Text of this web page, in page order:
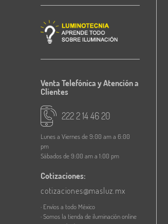
Venta Telefónica y Atención a
Clientes
222 2 14 46 20
Lunes a Viernes de 9:00 am a 6:00
pm
Sábados de 9:00 am a 1:00 pm
Cotizaciones:
cotizaciones@masluz.mx
· Envíos a todo México
· Somos la tienda de iluminación online